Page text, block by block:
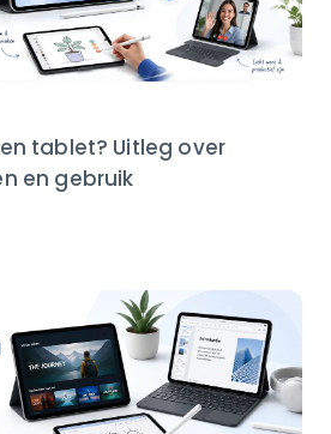
tablet? Uitleg over
en gebruik